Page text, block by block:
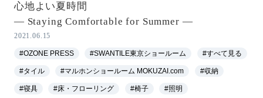
心地よい夏時間
― Staying Comfortable for Summer ―
2021.06.15
#OZONE PRESS #SWANTILE東京ショールーム #すべて見る
#タイル #マルホンショールーム MOKUZAI.com #収納
#寝具 #床・フローリング #椅子 #照明